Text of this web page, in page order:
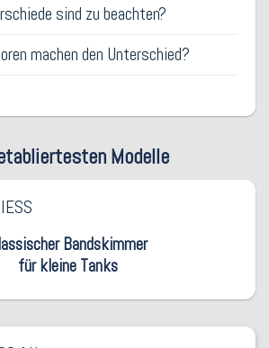
sind zu beachten?
machen den Unterschied?
Modelle
Bandskimmer
für kleine Tanks